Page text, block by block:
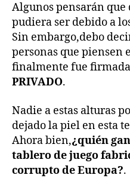
Algunos pensarán que
pudiera ser debido a
Sin embargo,debo
personas que piensen
finalmente fue
PRIVADO.
Nadie a estas alturas
dejado la piel en esta
Ahora bien,¿quién
tablero de juego
corrupto de Europa?.